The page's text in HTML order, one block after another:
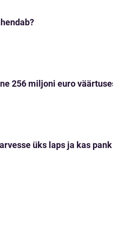
256 miljoni euro
üks laps ja kas